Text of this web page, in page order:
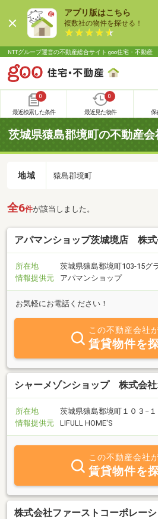
アプリ版はこちら
複数社の物件を探せる！
NTTグループ運営の不動産総合サイト goo住宅・不動産
0
最近検索した条件
0
最近見た物件 保
茨城県猿島郡境町の不動産
地域 猿島郡境町
全6件が該当しました。
アパマンショップ茨城境店 株式
所在地
茨城県猿島郡境町103-15グ
情報提供元
アパマンショップ
お気軽にお電話ください！
この不動産会社
賃貸物件を
シャーメゾンショップ 株式会
所在地
茨城県猿島郡境町１０３−１
情報提供元
LIFULL HOME'S
この不動産会社
賃貸物件を
株式会社ファーストコーポレー